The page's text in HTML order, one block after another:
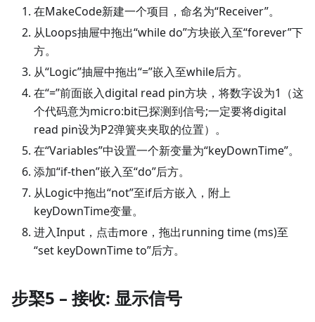
在MakeCode新建一个项目，命名为“Receiver”。
从Loops抽屉中拖出“while do”方块嵌入至“forever”下
方。
从“Logic”抽屉中拖出“=”嵌入至while后方。
在“=”前面嵌入digital read pin方块，将数字设为1（这
个代码意为micro:bit已探测到信号;一定要将digital
read pin设为P2弹簧夹夹取的位置）。
在“Variables”中设置一个新变量为“keyDownTime”。
添加“if-then”嵌入至“do”后方。
从Logic中拖出“not”至if后方嵌入，附上
keyDownTime变量。
进入Input，点击more，拖出running time (ms)至
“set keyDownTime to”后方。
步棸5 – 接收: 显示信号